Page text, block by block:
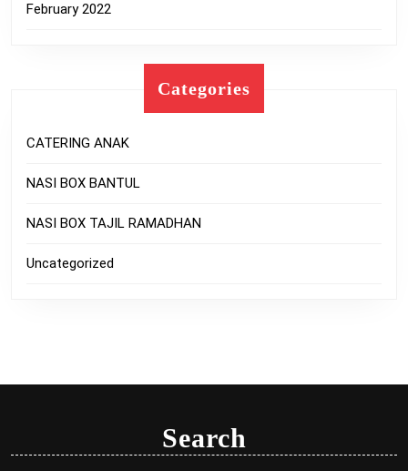
February 2022
Categories
CATERING ANAK
NASI BOX BANTUL
NASI BOX TAJIL RAMADHAN
Uncategorized
Search